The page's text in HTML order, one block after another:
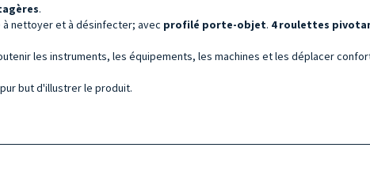
.
à nettoyer et à désinfecter; avec profilé porte-objet. 4 roulettes
les instruments, les équipements, les machines et les déplacer
but d'illustrer le produit.